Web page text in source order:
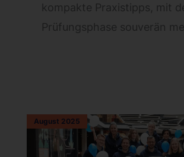
kompakte Praxistipps, mit
Prüfungsphase souverän
August 2025